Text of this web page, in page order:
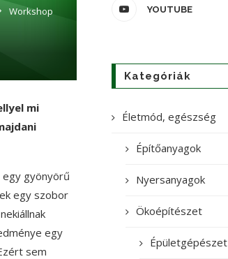
Workshop
mi
egy gyönyörű
egy szobor
egy
sem
YOUTUBE
Kategóriák
Életmód, egészség
Építőanyagok
Nyersanyagok
Ökoépítészet
Épületgépészet